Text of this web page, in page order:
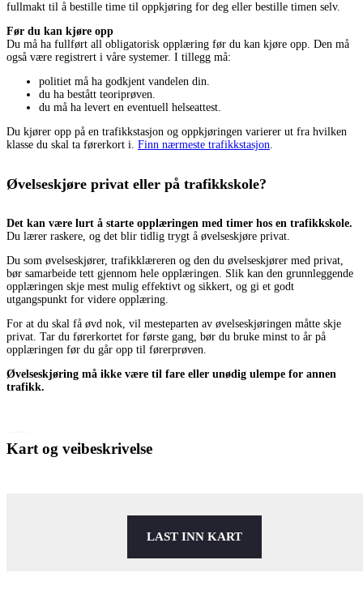
fullmakt til å bestille time til oppkjøring for deg eller bestille timen selv.
Før du kan kjøre opp
Du må ha fullført all obligatorisk opplæring før du kan kjøre opp. Den må
også være registrert i våre systemer. I tillegg må:
politiet må ha godkjent vandelen din.
du ha bestått teoriprøven.
du må ha levert en eventuell helseattest.
Du kjører opp på en trafikkstasjon og oppkjøringen varierer ut fra hvilken
klasse du skal ta førerkort i. Finn nærmeste trafikkstasjon
Øvelseskjøre privat eller på trafikkskole?
Det kan være lurt å starte opplæringen med timer hos en trafikkskole.
Du lærer raskere, og det blir tidlig trygt å øvelseskjøre privat.
Du som øvelseskjører, trafikklæreren og den du øvelseskjører med privat,
bør samarbeide tett gjennom hele opplæringen. Slik kan den grunnleggende
opplæringen skje mest mulig effektivt og sikkert, og gi et godt
utgangspunkt for videre opplæring.
For at du skal få øvd nok, vil mesteparten av øvelseskjøringen måtte skje
privat. Tar du førerkortet for første gang, bør du bruke minst to år på
opplæringen før du går opp til førerprøven.
Øvelseskjøring må ikke være til fare eller unødig ulempe for annen
trafikk.
Kart og veibeskrivelse
LAST INN KART